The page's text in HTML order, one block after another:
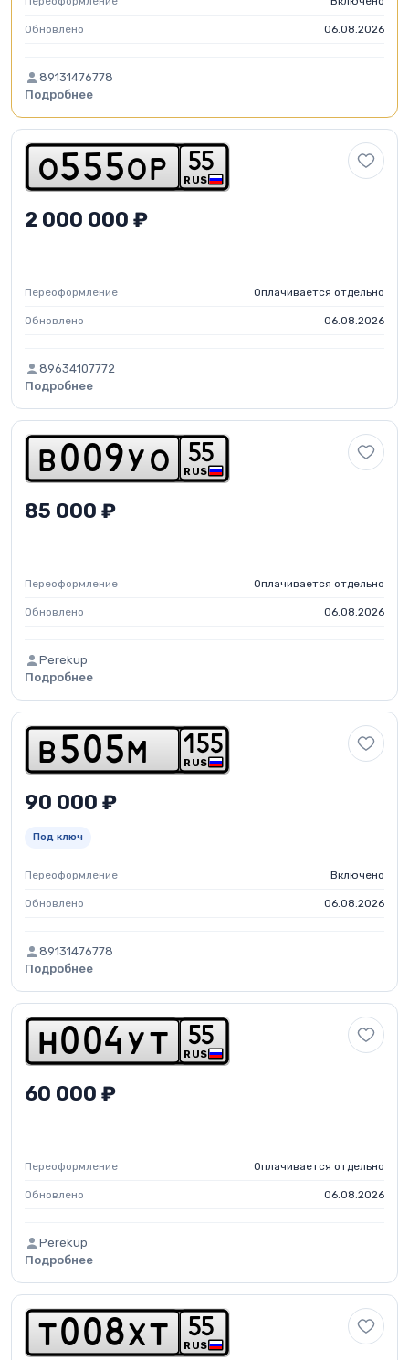
Обновлено 06.08.2026
89131476778
Подробнее
o5 5 5 o p RUS
55
2 000 000 ₽
Переоформление Оплачивается отдельно
Обновлено 06.08.2026
89634107772
Подробнее
b 0 0 9 y o RUS
55
85 000 ₽
Переоформление Оплачивается отдельно
Обновлено 06.08.2026
Perekup
Подробнее
b 5 0 5 m RUS
1 55
90 000 ₽
Под ключ
Переоформление Включено
Обновлено 06.08.2026
89131476778
Подробнее
h 0 04 y t RUS
55
60 000 ₽
Переоформление Оплачивается отдельно
Обновлено 06.08.2026
Perekup
Подробнее
t 0 0 8 x t RUS
55